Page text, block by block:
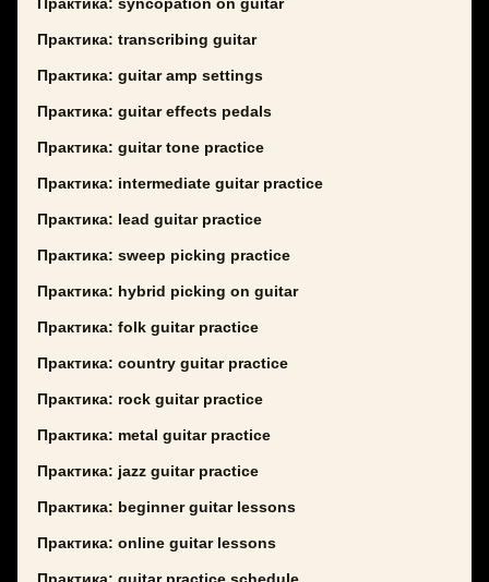
Практика: syncopation on guitar
Практика: transcribing guitar
Практика: guitar amp settings
Практика: guitar effects pedals
Практика: guitar tone practice
Практика: intermediate guitar practice
Практика: lead guitar practice
Практика: sweep picking practice
Практика: hybrid picking on guitar
Практика: folk guitar practice
Практика: country guitar practice
Практика: rock guitar practice
Практика: metal guitar practice
Практика: jazz guitar practice
Практика: beginner guitar lessons
Практика: online guitar lessons